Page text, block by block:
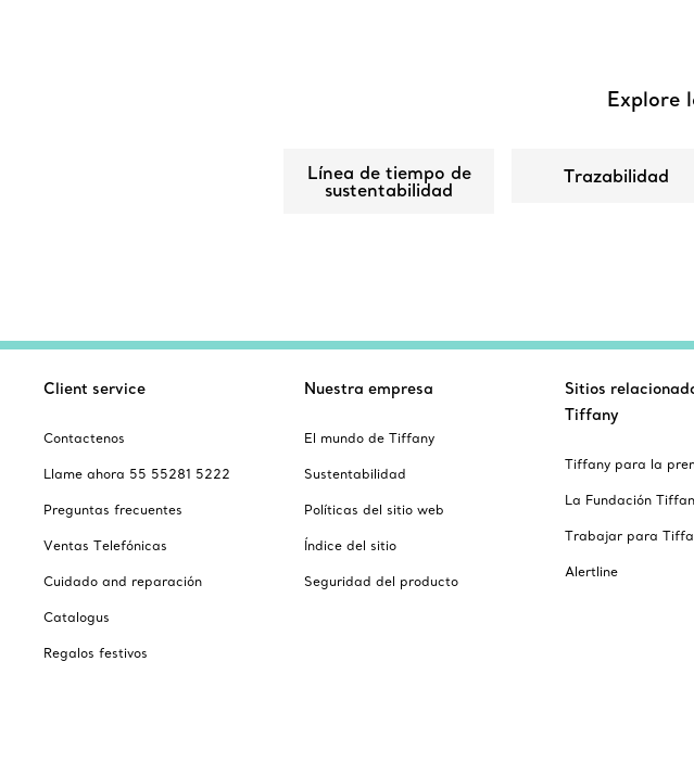
Explore
Línea de tiempo de
sustentabilidad
Trazabilidad
Client service
Contactenos
Llame ahora 55 55281 5222
Preguntas frecuentes
Ventas Telefónicas
Cuidado and reparación
Catalogus
Regalos festivos
Nuestra empresa
El mundo de Tiffany
Sustentabilidad
Políticas del sitio web
Índice del sitio
Seguridad del producto
Sitios
Tiffany
Tiffany para la
La Fundación
Trabajar para
Alertline